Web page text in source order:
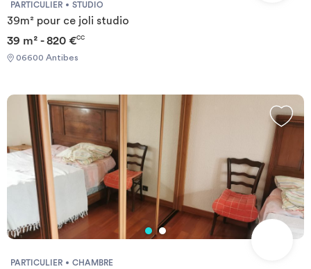
PARTICULIER STUDIO
39m² pour ce joli studio
39 m² - 820 €CC
06600 Antibes
PARTICULIER CHAMBRE